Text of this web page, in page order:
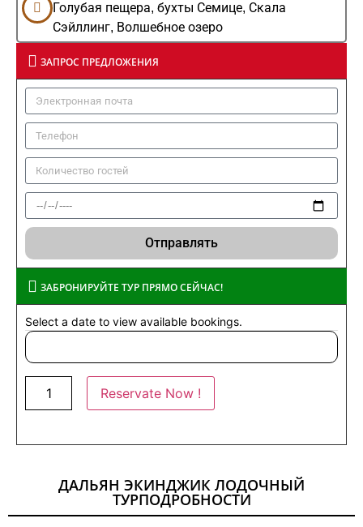
Голубая пещера, бухты Семице, Скала
Сэйллинг, Волшебное озеро
ЗАПРОС ПРЕДЛОЖЕНИЯ
Отправлять
ЗАБРОНИРУЙТЕ ТУР ПРЯМО СЕЙЧАС!
Select a date to view available bookings.
Reservate Now !
ДАЛЬЯН ЭКИНДЖИК ЛОДОЧНЫЙ
ТУРПОДРОБНОСТИ